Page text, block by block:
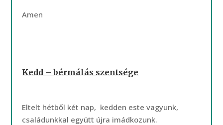
Amen
Kedd – bérmálás szentsége
Eltelt hétből két nap, kedden este vagyunk,
családunkkal együtt újra imádkozunk.